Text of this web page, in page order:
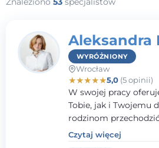
Aleksandra
WYRÓŻNIONY
Wrocław
★★★★★5,0(5 opinii)
W swojej pracy
Tobie, jak i Twojemu
rodzinom
momenty, opierając
wzajemnym
Czytaj więcej